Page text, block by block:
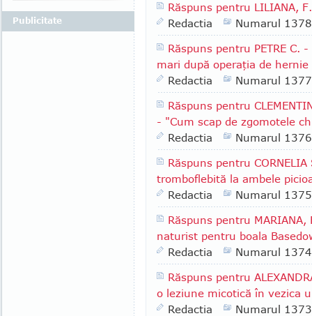
Răspuns pentru LILIANA,
Redactia
Numarul 1378
Răspuns pentru PETRE
mari după operaţia de hernie
Redactia
Numarul 1377
Răspuns pentru
- "Cum scap de zgomotele
Redactia
Numarul 1376
Răspuns pentru
tromboflebită la ambele
Redactia
Numarul 1375
Răspuns pentru
naturist pentru boala
Redactia
Numarul 1374
Răspuns pentru
o leziune micotică în vezica
Redactia
Numarul 1373
Publicitate